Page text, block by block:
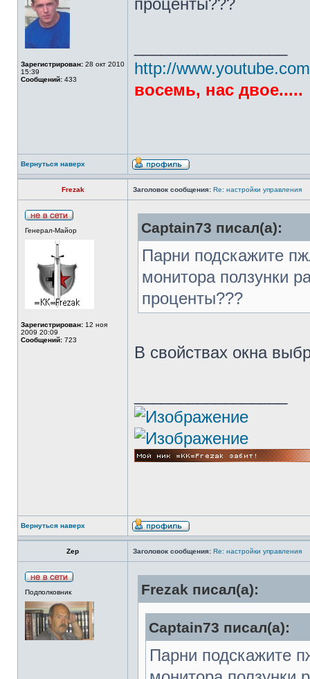
Зарегистрирован: 28 окт 2010
15:39
Сообщений: 433
проценты???
http://
восемь, нас двое.....
Вернуться наверх
Frezak Заголовок сообщения: Re: настройки управления
Генерал-Майор
Зарегистрирован: 12 ноя
2009 20:09
Сообщений: 723
Captain73 писал(а):
Парни подскажите
монитора ползунки
проценты???
В свойствах окна
Вернуться наверх
Zep Заголовок сообщения: Re: настройки управления
Подполковник Frezak писал(а):
Captain73 писал(а):
Парни подскажите